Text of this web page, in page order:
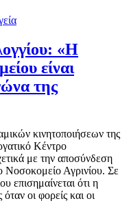
«Η
είναι
της
κινητοποιήσεων της
Κέντρο
με την αποσύνδεση
Αγρινίου. Σε
επισημαίνεται ότι η
οι φορείς και οι